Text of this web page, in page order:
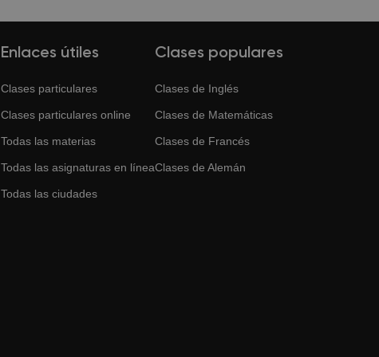
Enlaces útiles
Clases particulares
Clases particulares online
Todas las materias
Todas las asignaturas en línea
Todas las ciudades
Clases populares
Clases de Inglés
Clases de Matemáticas
Clases de Francés
Clases de Alemán